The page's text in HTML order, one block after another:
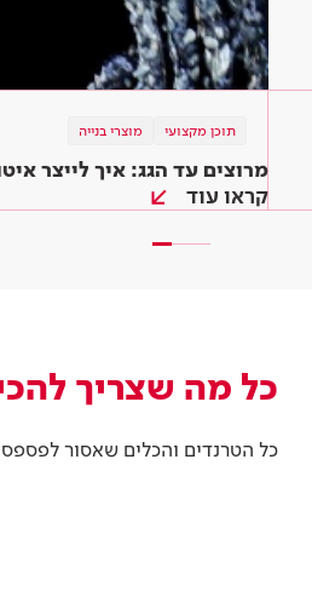
תוכן מקצועי מוצרי בנייה
מרוצים עד הגג: איך לייצר
קראו עוד
תוכן מקצועי צבע וציפויים
עשו זאת בעצמכם: תיקון
קראו עוד
תוכן מקצועי צבע וציפויים
צביעת פורמייקה
קראו עוד
כל מה שצריך
כל הטרנדים והכלים שאסור